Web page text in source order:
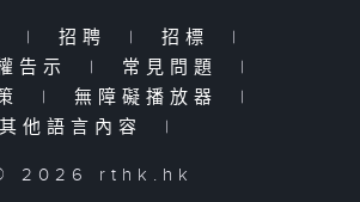
| 招聘 | 招標
|
告示
| 常見問題
|
| 無障礙播放器
|
其他語言內容
|
2026 rthk.hk